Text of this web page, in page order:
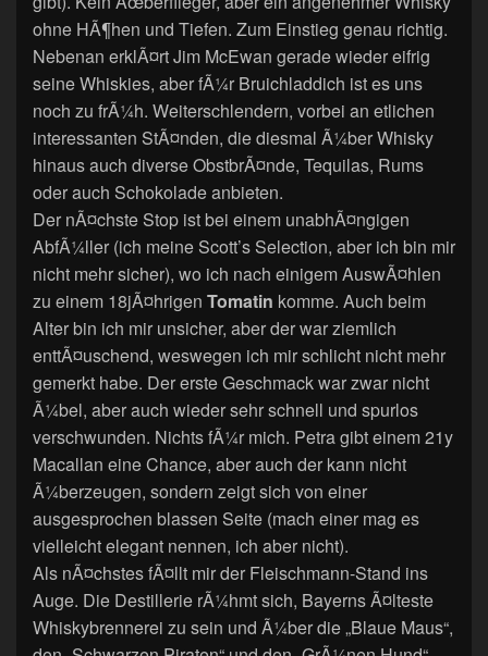
ohne HÃ¶hen und Tiefen. Zum Einstieg genau richtig.
Nebenan erklÃ¤rt Jim McEwan gerade wieder eifrig
seine Whiskies, aber fÃ¼r Bruichladdich ist es uns
noch zu frÃ¼h. Weiterschlendern, vorbei an etlichen
interessanten StÃ¤nden, die diesmal Ã¼ber Whisky
hinaus auch diverse ObstbrÃ¤nde, Tequilas, Rums
oder auch Schokolade anbieten.
Der nÃ¤chste Stop ist bei einem unabhÃ¤ngigen
AbfÃ¼ller (ich meine Scott’s Selection, aber ich bin mir
nicht mehr sicher), wo ich nach einigem AuswÃ¤hlen
zu einem 18jÃ¤hrigen Tomatin komme. Auch beim
Alter bin ich mir unsicher, aber der war ziemlich
enttÃ¤uschend, weswegen ich mir schlicht nicht mehr
gemerkt habe. Der erste Geschmack war zwar nicht
Ã¼bel, aber auch wieder sehr schnell und spurlos
verschwunden. Nichts fÃ¼r mich. Petra gibt einem 21y
Macallan eine Chance, aber auch der kann nicht
Ã¼berzeugen, sondern zeigt sich von einer
ausgesprochen blassen Seite (mach einer mag es
vielleicht elegant nennen, ich aber nicht).
Als nÃ¤chstes fÃ¤llt mir der Fleischmann-Stand ins
Auge. Die Destillerie rÃ¼hmt sich, Bayerns Ã¤lteste
Whiskybrennerei zu sein und Ã¼ber die „Blaue Maus“,